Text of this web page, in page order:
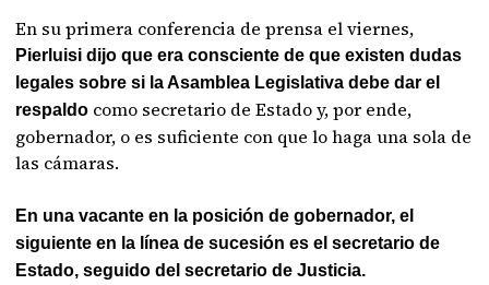
En su primera conferencia de prensa el viernes,
Pierluisi dijo que era consciente de que existen dudas
legales sobre si la Asamblea Legislativa debe dar el
respaldo como secretario de Estado y, por ende,
gobernador, o es suficiente con que lo haga una sola de
las cámaras.
En una vacante en la posición de gobernador, el
siguiente en la línea de sucesión es el secretario de
Estado, seguido del secretario de Justicia.